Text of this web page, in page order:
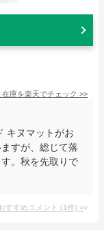
在庫を楽天でチェック >>
キヌマットがお
すが、総じて落
。秋を先取りで
すすめコメント (1件) >